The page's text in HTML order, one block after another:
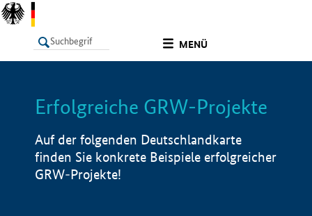
MENÜ
LISTE Info
Erfolgreiche GRW-Projekte
Auf der folgenden Deutschlandkarte
finden Sie konkrete Beispiele erfolgreicher
GRW-Projekte!